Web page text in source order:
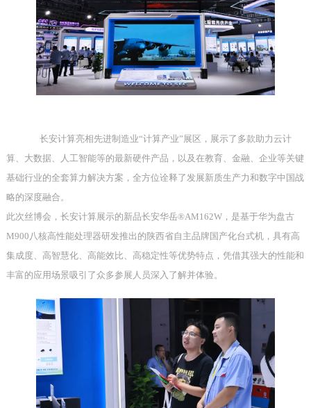
长安计算亮相先进制造业“计算产业”展区，展示了多款助力云计
算、大数据、人工智能等的最新硬件产品，以及在教育、金融、企业等关键
基础行业的全套算力解决方案，全方位诠释了发展新质生产力和数字中国战
略的深度融合。
此次丝博会，长安计算展示的新品长安华岳®AM162W，是基于华为盘古
M900 八核高性能处理器研发推出的陕西省自主品牌国产化台式机，具有高
集成度、高智慧化、高能效比、高稳定性等优势特点，凭借其强大的性能和
丰富的应用场景吸引了众多参展人员深入了解并体验。